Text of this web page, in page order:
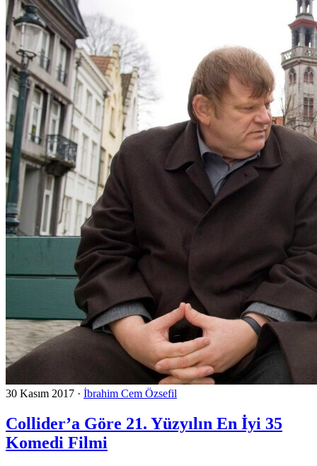
30 Kasım 2017 · İbrahim Cem Özsefil
Collider’a Göre 21. Yüzyılın En İyi 35
Komedi Filmi